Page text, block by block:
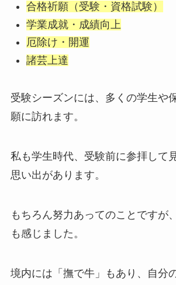
合格祈願（受験・資格試験）
学業成就・成績向上
厄除け・開運
諸芸上達
受験シーズンには、多くの学生や
願に訪れます。
私も学生時代、受験前に参拝して
思い出があります。
もちろん努力あってのことですが
も感じました。
境内には「撫で牛」もあり、自分